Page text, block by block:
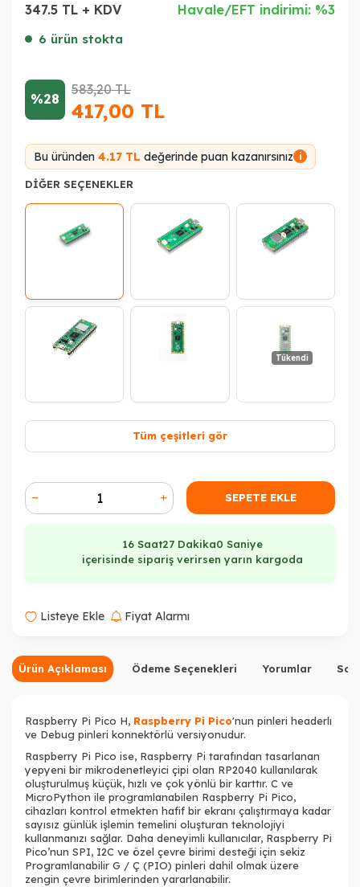
347.5 TL + KDV
Havale/EFT indirimi: %3
6 ürün stokta
%28
583,20TL
417,00 TL
Bu üründen 4.17 TL değerinde puan kazanırsınız i
DIĞER SEÇENEKLER
Tükendi
Tüm çeşitleri gör
SEPETE EKLE
16 Saat27 Dakika0 Saniye
içerisinde sipariş verirsen yarın kargoda
Listeye Ekle Fiyat Alarmı
Ürün Açıklaması Ödeme Seçenekleri Yorumlar
Raspberry Pi Pico H, Raspberry Pi Pico'nun pinleri headerlı
ve Debug pinleri konnektörlü versiyonudur.
Raspberry Pi Pico ise, Raspberry Pi tarafından tasarlanan
yepyeni bir mikrodenetleyici çipi olan RP2040 kullanılarak
oluşturulmuş küçük, hızlı ve çok yönlü bir karttır. C ve
MicroPython ile programlanabilen Raspberry Pi Pico,
cihazları kontrol etmekten hafif bir ekranı çalıştırmaya kadar
sayısız günlük işlemin temelini oluşturan teknolojiyi
kullanmanızı sağlar. Daha deneyimli kullanıcılar, Raspberry Pi
Pico’nun SPI, I2C ve özel çevre birimi desteği için sekiz
Programlanabilir G / Ç (PIO) pinleri dahil olmak üzere
zengin çevre birimlerinden yararlanabilir.